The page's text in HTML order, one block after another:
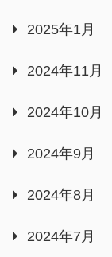
2025年1月
2024年11月
2024年10月
2024年9月
2024年8月
2024年7月